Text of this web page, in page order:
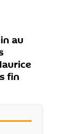
au
fin